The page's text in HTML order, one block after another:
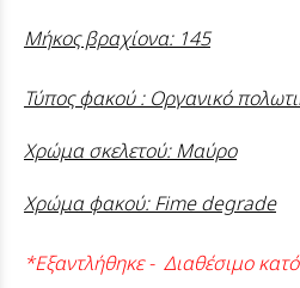
Μήκος βραχίονα: 145
Τύπος φακού : Οργανικό
Χρώμα σκελετού: Μαύρο
Χρώμα φακού: Fime degrade
*Εξαντλήθηκε - Διαθέσιμο